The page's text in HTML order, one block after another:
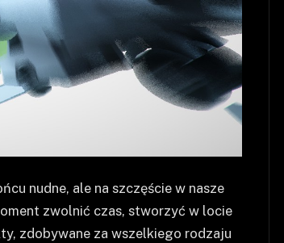
nudne, ale na szczęście w nasze
zwolnić czas, stworzyć w locie
zdobywane za wszelkiego rodzaju